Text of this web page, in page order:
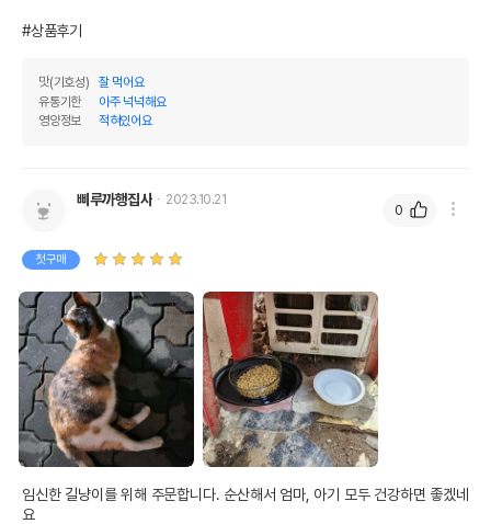
#상품후기
맛(기호성)
잘 먹어요
유통기한
아주 넉넉해요
영양정보
적혀있어요
삐루까행집사 2023.10.21
첫구매
임신한 길냥이를 위해 주문합니다. 순산해서 엄마, 아기 모두 건강하면 좋겠네
요
0